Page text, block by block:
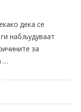
дека се
набљудуваат
за
…